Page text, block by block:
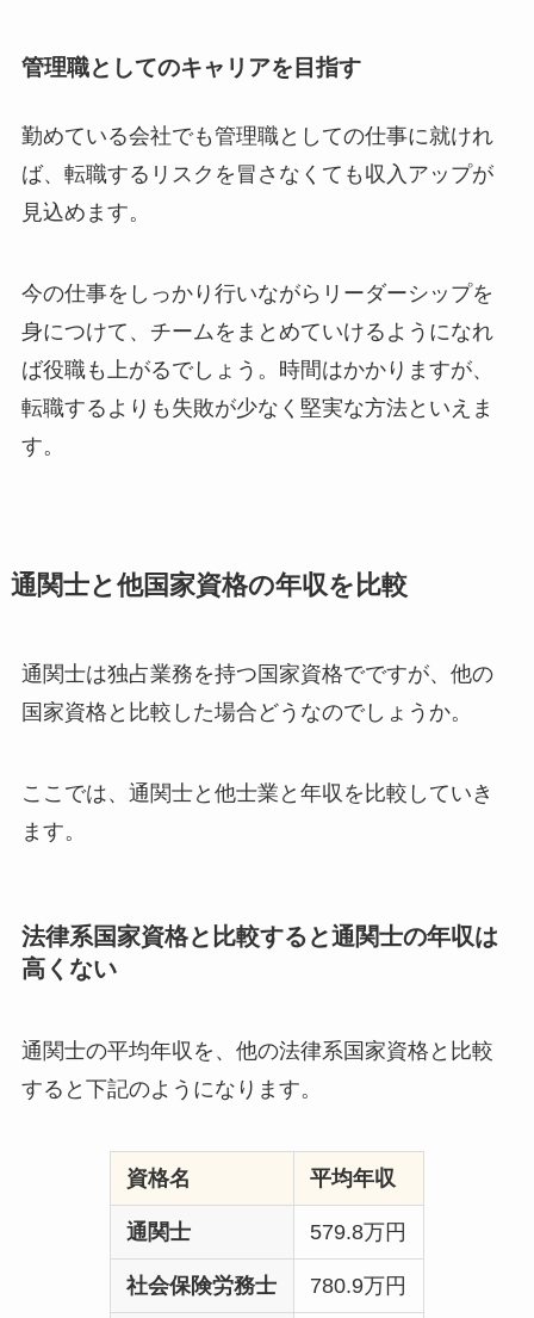
管理職としてのキャリアを目指す
勤めている会社でも管理職としての仕事に就けれ
ば、転職するリスクを冒さなくても収入アップが
見込めます。
今の仕事をしっかり行いながらリーダーシップを
身につけて、チームをまとめていけるようになれ
ば役職も上がるでしょう。時間はかかりますが、
転職するよりも失敗が少なく堅実な方法といえま
す。
通関士と他国家資格の年収を比較
通関士は独占業務を持つ国家資格でですが、他の
国家資格と比較した場合どうなのでしょうか。
ここでは、通関士と他士業と年収を比較していき
ます。
法律系国家資格と比較すると通関士の年収は
高くない
通関士の平均年収を、他の法律系国家資格と比較
すると下記のようになります。
資格名 平均年収
通関士 579.8万円
社会保険労務士 780.9万円